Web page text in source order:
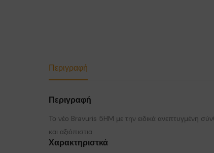
Περιγραφή
Περιγραφή
Το νέο Bravuris 5HM με την ειδικά ανεπτυγμένη
και αξιόπιστια.
Χαρακτηριστκά